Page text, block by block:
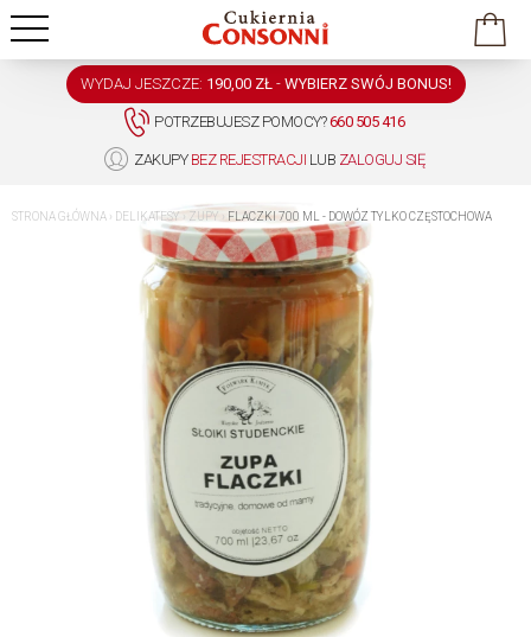
POTRZEBUJESZ POMOCY?660 505 416
ZAKUPY BEZ REJESTRACJI LUB ZALOGUJ SIĘ
WYDAJ JESZCZE: 190,00 ZŁ - WYBIERZ SWÓJ BONUS!
STRONA GŁÓWNA › DELIKATESY › ZUPY FLACZKI 700 ML - DOWÓZ TYLKO CZĘSTOCHOWA